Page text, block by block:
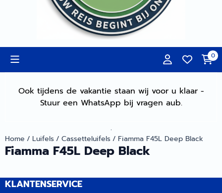
0
Ook tijdens de vakantie staan wij voor u klaar -
Stuur een WhatsApp bij vragen aub.
.
Home / Luifels/ Cassetteluifels/ Fiamma F45L Deep Black
Fiamma F45L Deep Black
KLANTENSERVICE